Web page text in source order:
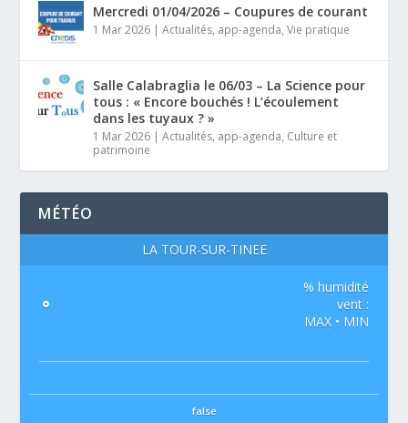
Mercredi 01/04/2026 – Coupures de courant
1 Mar 2026 |Actualités, app-agenda,Vie pratique
Salle Calabraglia le 06/03 – La Science pour
tous : « Encore bouchés ! L’écoulement
dans les tuyaux ? »
1 Mar 2026 |Actualités, app-agenda, Culture et
patrimoine
MÉTÉO
LA TOUR-SUR-TINÉE
°
% humidité
vent :
MAX • MIN
false